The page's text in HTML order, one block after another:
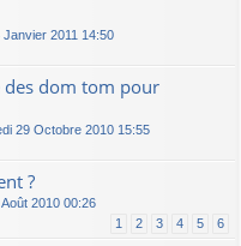
Janvier 2011 14:50
des dom tom pour
29 Octobre 2010 15:55
?
2010 00:26
1 2 3 4 5 6